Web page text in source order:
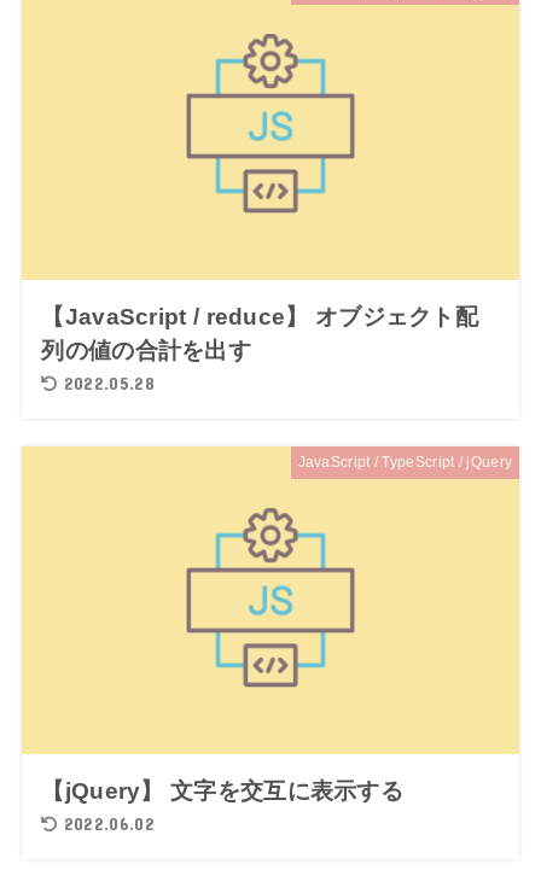
【JavaScript / reduce】 オブジェクト配
列の値の合計を出す
2022.05.28
JavaScript / TypeScript / jQuery
【jQuery】 文字を交互に表示する
2022.06.02